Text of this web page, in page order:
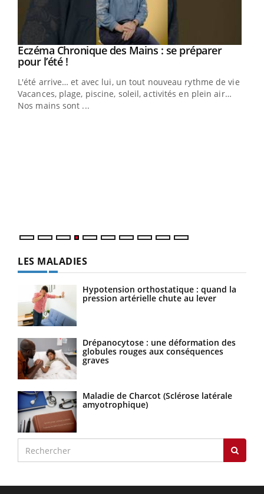
Youtube
Eczéma Chronique des Mains : se préparer
pour l’été !Youtube
L'été arrive… et avec lui, un tout nouveau rythme de vie !
Vacances, plage, piscine, soleil, activités en plein air…
Nos mains sont ...
LES MALADIES
Hypotension orthostatique : quand la
pression artérielle chute au lever
Drépanocytose : une déformation des
globules rouges aux conséquences
graves
Maladie de Charcot (Sclérose latérale
amyotrophique)